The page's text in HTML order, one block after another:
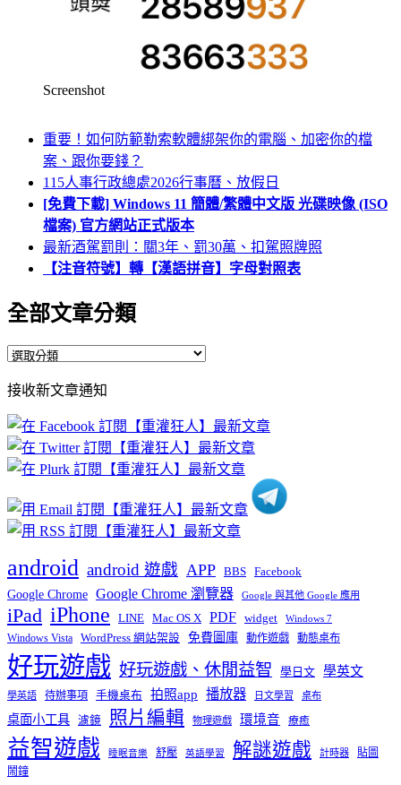
Screenshot
重要！如何防範勒索軟體綁架你的電腦、加密你的檔
案、跟你要錢？
115人事行政總處2026行事曆、放假日
[免費下載] Windows 11 簡體/繁體中文版 光碟映像 (ISO
檔案) 官方網站正式版本
最新酒駕罰則：關3年、罰30萬、扣駕照牌照
【注音符號】轉【漢語拼音】字母對照表
全部文章分類
全
文
章
分
類
接收新文章通知
android android 遊戲 APP BBS Facebook
Google Chrome Google Chrome 瀏覽器 Google 與其他 Google 應用
iPad iPhone LINE Mac OS X PDF widget Windows 7
Windows Vista WordPress 網站架設 免費圖庫 動作遊戲 動態桌布
好玩遊戲 好玩遊戲、休閒益智 學日文 學英文
學英語 待辦事項 手機桌布 拍照app 播放器 日文學習 桌布
桌面小工具 濾鏡 照片編輯 物理遊戲 環境音 療癒
益智遊戲 睡眠音樂 舒壓 英語學習 解謎遊戲 計時器
貼圖
鬧鐘